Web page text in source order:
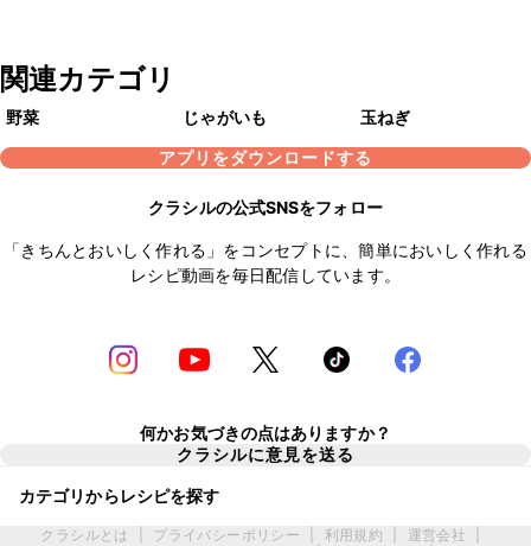
関連カテゴリ
野菜 じゃがいも
玉ねぎ
アプリをダウンロードする
クラシルの公式SNSをフォロー
「きちんとおいしく作れる」をコンセプトに、簡単においしく作れる
レシピ動画を毎日配信しています。
何かお気づきの点はありますか？
クラシルに意見を送る
カテゴリからレシピを探す
クラシルとは プライバシーポリシー 利用規約 運営会社